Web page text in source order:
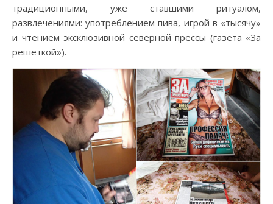
традиционными, уже ставшими ритуалом,
развлечениями: употреблением пива, игрой в «тысячу»
и чтением эксклюзивной северной прессы (газета «За
решеткой»).